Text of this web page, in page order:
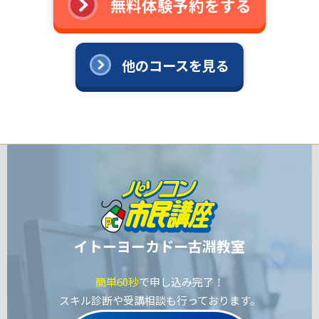
無料体験予約をする
他のコースを見る
イトーヨーカドー古淵教室
簡単60秒で申し込み完了！
スキル診断や受講相談も行っております。